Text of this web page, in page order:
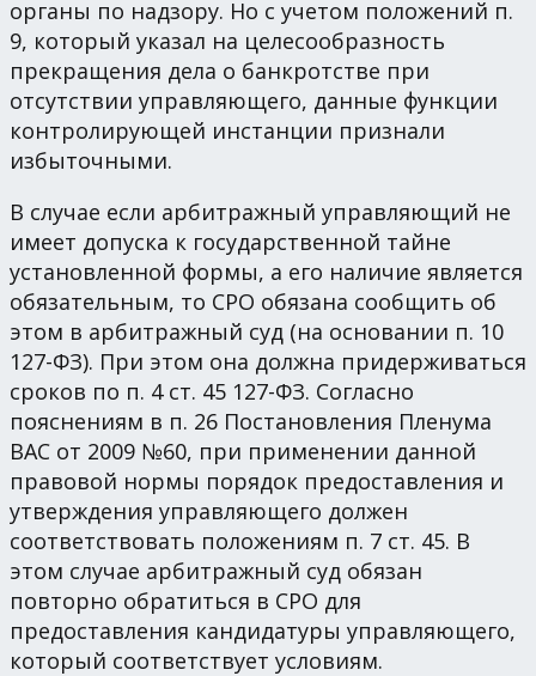
органы по надзору. Но с учетом положений п.
9, который указал на целесообразность
прекращения дела о банкротстве при
отсутствии управляющего, данные функции
контролирующей инстанции признали
избыточными.
В случае если арбитражный управляющий не
имеет допуска к государственной тайне
установленной формы, а его наличие является
обязательным, то СРО обязана сообщить об
этом в арбитражный суд (на основании п. 10
127-ФЗ). При этом она должна придерживаться
сроков по п. 4 ст. 45 127-ФЗ. Согласно
пояснениям в п. 26 Постановления Пленума
ВАС от 2009 №60, при применении данной
правовой нормы порядок предоставления и
утверждения управляющего должен
соответствовать положениям п. 7 ст. 45. В
этом случае арбитражный суд обязан
повторно обратиться в СРО для
предоставления кандидатуры управляющего,
который соответствует условиям.